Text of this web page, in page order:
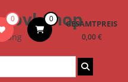
bvl-Shop
Lang
0 0 GESAMTPREIS
0,00 €